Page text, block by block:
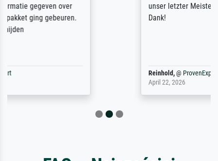
unser letzter Meisterdruck sein. Vielen
Dank!